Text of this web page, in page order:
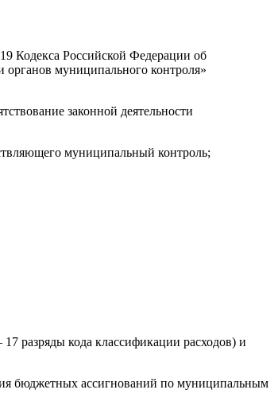
Кодекса Российской Федерации об
муниципального контроля»
законной деятельности
муниципальный контроль;
разряды кода классификации расходов) и
бюджетных ассигнований по муниципальным